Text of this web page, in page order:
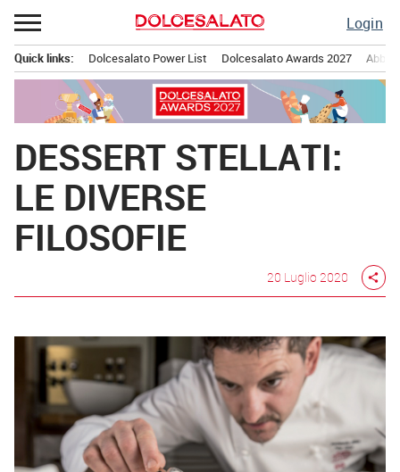
Passa
al
contenuto
Login
principale
Quick links: Dolcesalato Power List Dolcesalato Awards 2027
DESSERT STELLATI:
LE DIVERSE
FILOSOFIE
20 Luglio 2020 share